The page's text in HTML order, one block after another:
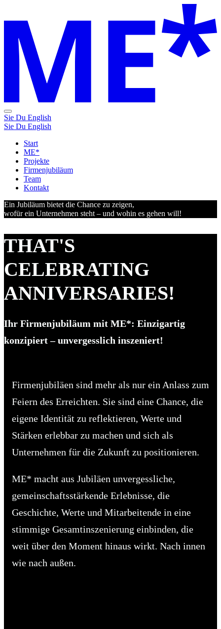
Sie Du English
Sie Du English
Start
ME*
Projekte
Firmenjubiläum
Team
Kontakt
Ein Jubiläum bietet die Chance zu zeigen,
wofür ein Unternehmen steht – und wohin es gehen will!
THAT'S
CELEBRATING
ANNIVERSARIES!
Ihr Firmenjubiläum mit ME*: Einzigartig
konzipiert – unvergesslich inszeniert!
Firmenjubiläen sind mehr als nur ein Anlass zum
Feiern des Erreichten. Sie sind eine Chance, die
eigene Identität zu reflektieren, Werte und
Stärken erlebbar zu machen und sich als
Unternehmen für die Zukunft zu positionieren.
ME* macht aus Jubiläen unvergessliche,
gemeinschaftsstärkende Erlebnisse, die
Geschichte, Werte und Mitarbeitende in eine
stimmige Gesamtinszenierung einbinden, die
weit über den Moment hinaus wirkt. Nach innen
wie nach außen.